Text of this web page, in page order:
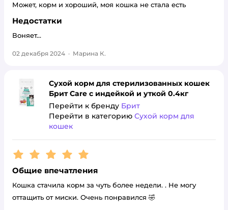
Может, корм и хороший, моя кошка не стала есть
Недостатки
Воняет...
02 декабря 2024 · Марина К.
Сухой корм для стерилизованных кошек
Брит Care с индейкой и уткой 0.4кг
Перейти к бренду Брит
Перейти в категорию Сухой корм для
кошек
Рейтинг:5
Общие впечатления
Кошка стачила корм за чуть более недели. . Не могу
оттащить от миски. Очень понравился 🤣